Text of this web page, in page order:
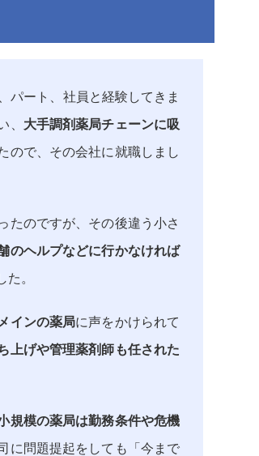
パート、社員と経験してきま
、 大手調剤薬局チェーンに吸
ので、その会社に就職しまし
たのですが、その後違う小さ
のヘルプなどに行かなければ
た。
インの薬局に声をかけられて
上げや管理薬剤師も任された
規模の薬局は勤務条件や危機
に問題提起をしても「今まで